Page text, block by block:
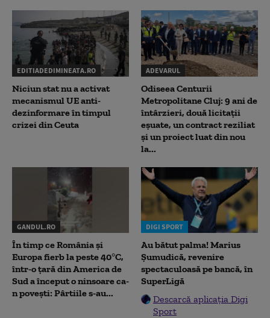
EDITIADEDIMINEATA.RO
Niciun stat nu a activat
mecanismul UE anti-
dezinformare în timpul
crizei din Ceuta
ADEVARUL
Odiseea Centurii
Metropolitane Cluj: 9 ani de
întârzieri, două licitații
eșuate, un contract reziliat
și un proiect luat din nou
la...
GANDUL.RO
În timp ce România și
Europa fierb la peste 40°C,
într-o țară din America de
Sud a început o ninsoare ca-
n povești: Pârtiile s-au...
DIGI SPORT
Au bătut palma! Marius
Șumudică, revenire
spectaculoasă pe bancă, în
SuperLigă
Descarcă aplicația Digi
Sport